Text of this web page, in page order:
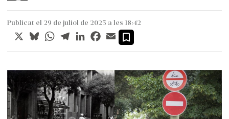
Publicat el 29 de juliol de 2025 a les 18:42
X BlueskyWhatsApp
TelegramLinkedInFacebook
Email